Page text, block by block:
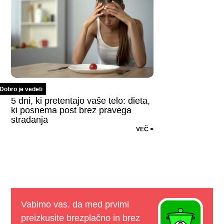
Dobro je vedeti
5 dni, ki pretentajo vaše telo: dieta,
ki posnema post brez pravega
stradanja
VEČ >
Vabimo vas, da med prvimi
preizkusite brezplačno in brez